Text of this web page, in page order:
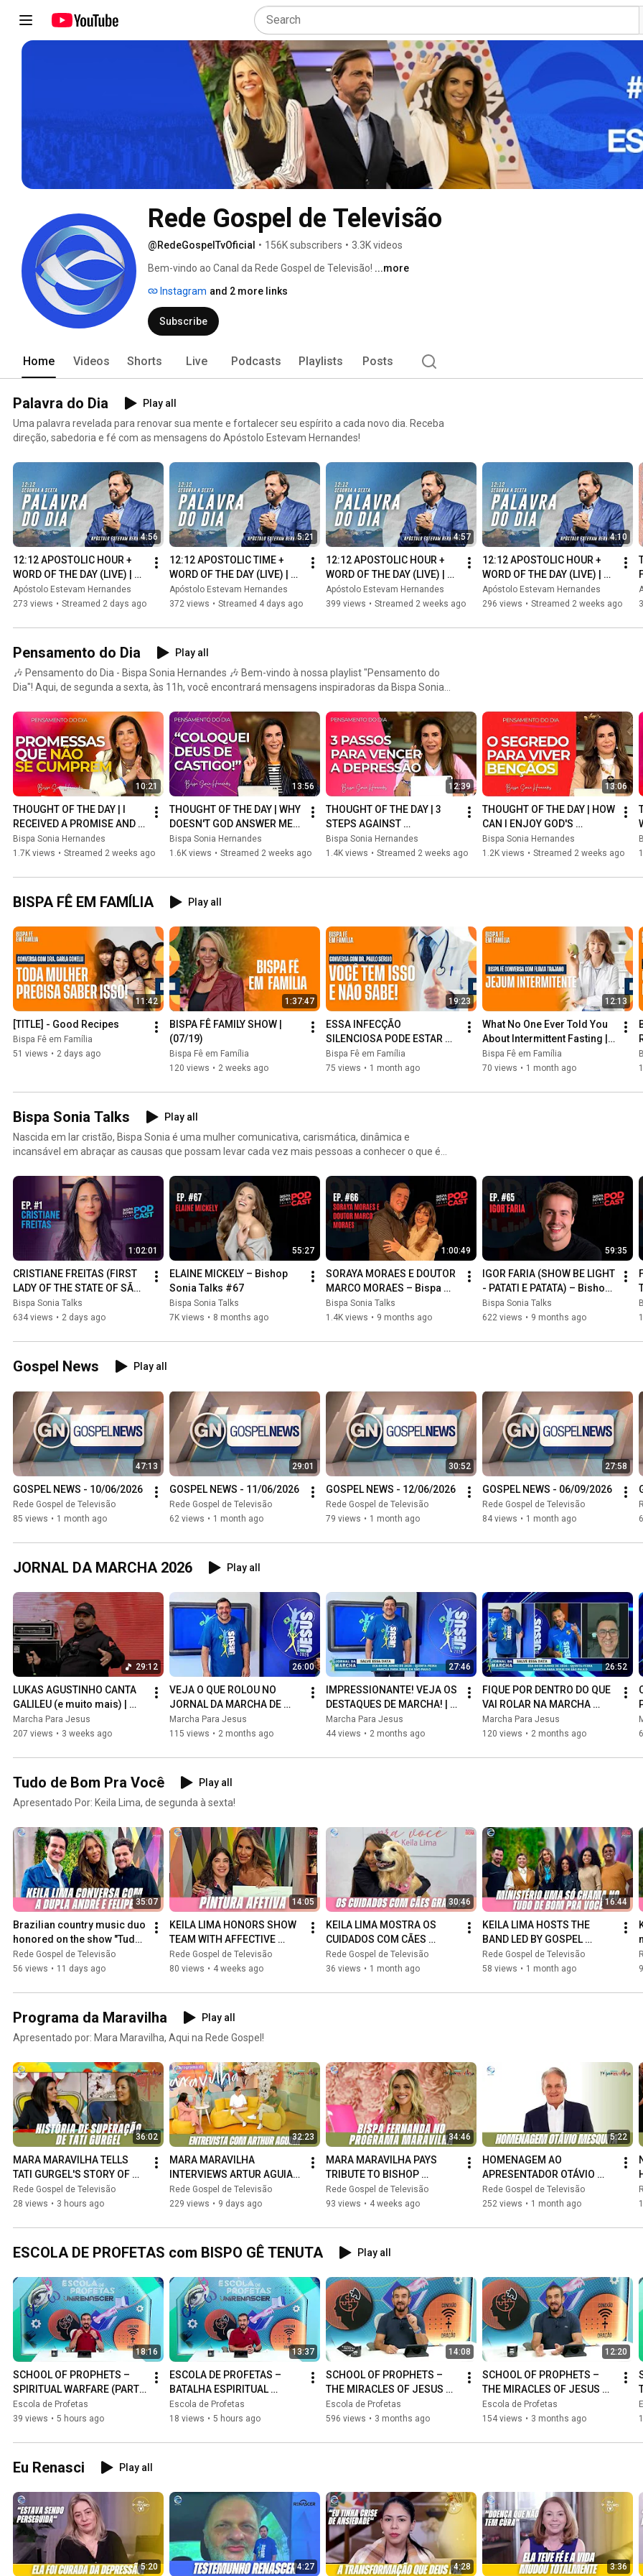
Rede Gospel de Televisão
@RedeGospelTvOficial • 156K subscribers • 3.3K videos
Bem-vindo ao Canal da Rede Gospel de Televisão! ...more
Instagram and 2 more links
Subscribe
Home Videos Shorts Live Podcasts Playlists Posts
Palavra do Dia
Play all
Uma palavra revelada para renovar sua mente e fortalecer seu espírito a cada novo dia. Receba
direção, sabedoria e fé com as mensagens do Apóstolo Estevam Hernandes!
4:56
12:12 APOSTOLIC HOUR +
WORD OF THE DAY (LIVE) |
APOSTLE ESTEVAM
HERNANDES (08/05)
Apóstolo Estevam Hernandes
273 views • Streamed 2 days ago
5:21
12:12 APOSTOLIC TIME +
WORD OF THE DAY (LIVE) |
APOSTLE ESTEVAM
HERNANDES (08/03)
Apóstolo Estevam Hernandes
372 views • Streamed 4 days ago
4:57
12:12 APOSTOLIC HOUR +
WORD OF THE DAY (LIVE) |
APOSTLE ESTEVAM
HERNANDES (07/23)
Apóstolo Estevam Hernandes
399 views • Streamed 2 weeks ago
4:10
12:12 APOSTOLIC HOUR +
WORD OF THE DAY (LIVE) |
APOSTLE ESTEVAM
HERNANDES (07/21)
Apóstolo Estevam Hernandes
296 views • Streamed 2 weeks ago
Pensamento do Dia
Play all
🎶 Pensamento do Dia - Bispa Sonia Hernandes 🎶 Bem-vindo à nossa playlist "Pensamento do
Dia"! Aqui, de segunda a sexta, às 11h, você encontrará mensagens inspiradoras da Bispa Sonia
renovam a mente. Prepare-se para uma dose diária de fé, sabedoria e encorajamento, ideal para
começar sua manhã com o pé direito. Junte-se a nós nessa jornada espiritual e permita que as
palavras da bispa iluminem seu dia! 🌟 Inscreva-se e ative as notificações para não perder
nenhuma mensagem! 🌟
10:21
THOUGHT OF THE DAY | I
RECEIVED A PROMISE AND IT
WASN'T FULFILLED | BISHOP
SONIA HERNANDES
Bispa Sonia Hernandes
1.7K views • Streamed 2 weeks ago
13:56
THOUGHT OF THE DAY | WHY
DOESN'T GOD ANSWER ME?
| BISHOP SONIA
HERNANDES
Bispa Sonia Hernandes
1.6K views • Streamed 2 weeks ago
12:39
THOUGHT OF THE DAY | 3
STEPS AGAINST
DEPRESSION | BISHOP
SONIA HERNANDES
Bispa Sonia Hernandes
1.4K views • Streamed 2 weeks ago
13:06
THOUGHT OF THE DAY | HOW
CAN I ENJOY GOD'S
BLESSINGS IN MY LIFE? |
BISHOP SONIA HERNANDES
Bispa Sonia Hernandes
1.2K views • Streamed 2 weeks ago
BISPA FÊ EM FAMÍLIA Play all
11:42
[TITLE] - Good Recipes
Bispa Fê em Família
51 views • 2 days ago
1:37:47
BISPA FÊ FAMILY SHOW |
(07/19)
Bispa Fê em Família
120 views • 2 weeks ago
19:23
ESSA INFECÇÃO
SILENCIOSA PODE ESTAR
ACABANDO COM VOCÊ |
PROGRAMA BISPA FÊ EM
Bispa Fê em Família
75 views • 1 month ago
12:13
What No One Ever Told You
About Intermittent Fasting |
Bishop Fê in Family
Bispa Fê em Família
70 views • 1 month ago
Bispa Sonia Talks
Play all
Nascida em lar cristão, Bispa Sonia é uma mulher comunicativa, carismática, dinâmica e
incansável em abraçar as causas que possam levar cada vez mais pessoas a conhecer o que é
de nutricionista para estabelecer, ao lado do seu marido, Apóstolo Estevam Hernandes, os
fundamentos da Igreja Apostólica Renascer em Cristo.
1:02:01
CRISTIANE FREITAS (FIRST
LADY OF THE STATE OF SÃO
PAULO) – Bishop Sonia
Talks #1
Bispa Sonia Talks
634 views • 2 days ago
55:27
ELAINE MICKELY – Bishop
Sonia Talks #67
Bispa Sonia Talks
7K views • 8 months ago
1:00:49
SORAYA MORAES E DOUTOR
MARCO MORAES – Bispa
Sonia Talks #66
Bispa Sonia Talks
1.4K views • 9 months ago
59:35
IGOR FARIA (SHOW BE LIGHT
- PATATI E PATATA) – Bishop
Sonia Talks #65
Bispa Sonia Talks
622 views • 9 months ago
Gospel News Play all
47:13
GOSPEL NEWS - 10/06/2026
Rede Gospel de Televisão
85 views • 1 month ago
29:01
GOSPEL NEWS - 11/06/2026
Rede Gospel de Televisão
62 views • 1 month ago
30:52
GOSPEL NEWS - 12/06/2026
Rede Gospel de Televisão
79 views • 1 month ago
27:58
GOSPEL NEWS - 06/09/2026
Rede Gospel de Televisão
84 views • 1 month ago
JORNAL DA MARCHA 2026 Play all
29:12
LUKAS AGUSTINHO CANTA
GALILEU (e muito mais) |
MARCHA PARA JESUS 2026
Marcha Para Jesus
207 views • 3 weeks ago
26:00
VEJA O QUE ROLOU NO
JORNAL DA MARCHA DE
HOJE! | JORNAL DA
MARCHA (19/05)
Marcha Para Jesus
115 views • 2 months ago
27:46
IMPRESSIONANTE! VEJA OS
DESTAQUES DE MARCHA! |
JORNAL DA MARCHA (14/05)
Marcha Para Jesus
44 views • 2 months ago
26:52
FIQUE POR DENTRO DO QUE
VAI ROLAR NA MARCHA
PARA JESUS 2026! | JORNAL
DA MARCHA (22/05)
Marcha Para Jesus
120 views • 2 months ago
Tudo de Bom Pra Você
Play all
Apresentado Por: Keila Lima, de segunda à sexta!
35:07
Brazilian country music duo
honored on the show "Tudo
de Bom Pra Você!"
Rede Gospel de Televisão
56 views • 11 days ago
14:05
KEILA LIMA HONORS SHOW
TEAM WITH AFFECTIVE
PAINTING | ALL THE BEST TO
YOU
Rede Gospel de Televisão
80 views • 4 weeks ago
30:46
KEILA LIMA MOSTRA OS
CUIDADOS COM CÃES
GRANDES | TUDO DE BOM
PRA VOCÊ
Rede Gospel de Televisão
36 views • 1 month ago
16:44
KEILA LIMA HOSTS THE
BAND LED BY GOSPEL
SINGER KAMMYLLI MARTINS
| EVERYTHING GOOD FOR
Rede Gospel de Televisão
58 views • 1 month ago
Programa da Maravilha
Play all
Apresentado por: Mara Maravilha, Aqui na Rede Gospel!
36:02
MARA MARAVILHA TELLS
TATI GURGEL'S STORY OF
OVERCOMING ADVERSITY |
PROGRAMA MARAVILHA
Rede Gospel de Televisão
28 views • 3 hours ago
32:23
MARA MARAVILHA
INTERVIEWS ARTUR AGUIAR
| MARAVILHA SHOW
Rede Gospel de Televisão
229 views • 9 days ago
34:46
MARA MARAVILHA PAYS
TRIBUTE TO BISHOP
FERNANDA HERNANDES |
MARAVILHA SHOW
Rede Gospel de Televisão
93 views • 4 weeks ago
5:22
HOMENAGEM AO
APRESENTADOR OTÁVIO
MESQUITA | PROGRAMA
MARAVILHA
Rede Gospel de Televisão
252 views • 1 month ago
ESCOLA DE PROFETAS com BISPO GÊ TENUTA Play all
18:16
SCHOOL OF PROPHETS –
SPIRITUAL WARFARE (PART
6) | BISHOP GÊ TENUTA
Escola de Profetas
39 views • 5 hours ago
13:37
ESCOLA DE PROFETAS –
BATALHA ESPIRITUAL
(PARTE 5) | BISPO GÊ
TENUTA
Escola de Profetas
18 views • 5 hours ago
14:08
SCHOOL OF PROPHETS –
THE MIRACLES OF JESUS ​​
(PART 12) | BISHOP GÊ
TENUTA
Escola de Profetas
596 views • 3 months ago
12:20
SCHOOL OF PROPHETS –
THE MIRACLES OF JESUS ​​
(PART 11) | BISHOP GÊ
TENUTA
Escola de Profetas
154 views • 3 months ago
Eu Renasci Play all
5:20 4:27 4:28 3:36